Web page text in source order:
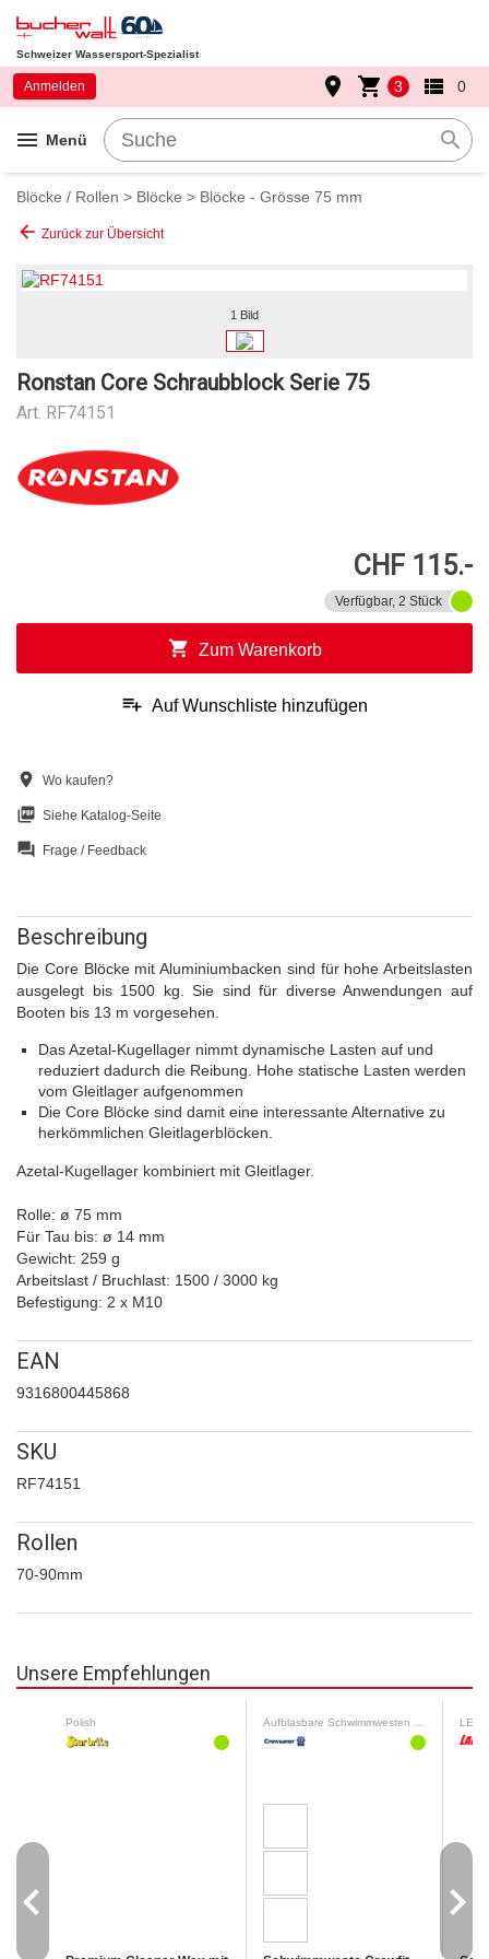
Schweizer Wassersport-Spezialist
menu Menü search
Anmelden place shopping_cart 3 view_list 0
Blöcke / Rollen > Blöcke > Blöcke - Grösse 75 mm
arrow_back Zurück zur Übersicht
1 Bild
Ronstan Core Schraubblock Serie 75
Art. RF74151
CHF 115.-
Verfügbar, 2 Stück
shopping_cart Zum Warenkorb
playlist_add Auf Wunschliste hinzufügen
location_on Wo kaufen?
picture_as_pdf Siehe Katalog-Seite
question_answer Frage / Feedback
Beschreibung
Die Core Blöcke mit Aluminiumbacken sind für hohe Arbeitslasten
ausgelegt bis 1500 kg. Sie sind für diverse Anwendungen auf
Booten bis 13 m vorgesehen.
Das Azetal-Kugellager nimmt dynamische Lasten auf und
reduziert dadurch die Reibung. Hohe statische Lasten werden
vom Gleitlager aufgenommen
Die Core Blöcke sind damit eine interessante Alternative zu
herkömmlichen Gleitlagerblöcken.
Azetal-Kugellager kombiniert mit Gleitlager.
Rolle: ø 75 mm
Für Tau bis: ø 14 mm
Gewicht: 259 g
Arbeitslast / Bruchlast: 1500 / 3000 kg
Befestigung: 2 x M10
EAN
9316800445868
SKU
RF74151
Rollen
70-90mm
Unsere Empfehlungen
Polish LED-
navigate_before navigate_next